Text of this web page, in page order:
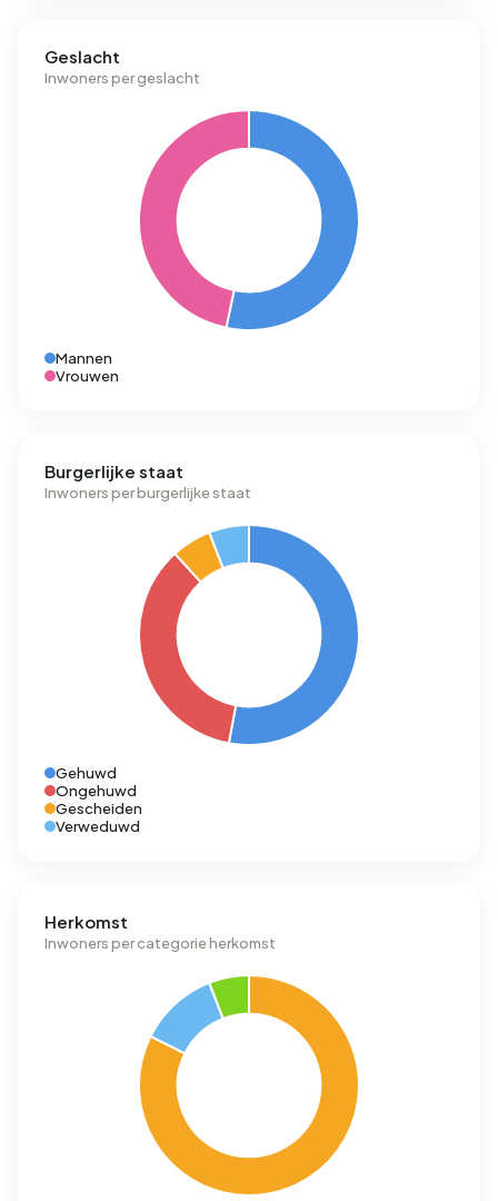
Geslacht
Inwoners per geslacht
Mannen
Vrouwen
Burgerlijke staat
Inwoners per burgerlijke staat
Gehuwd
Ongehuwd
Gescheiden
Verweduwd
Herkomst
Inwoners per categorie herkomst